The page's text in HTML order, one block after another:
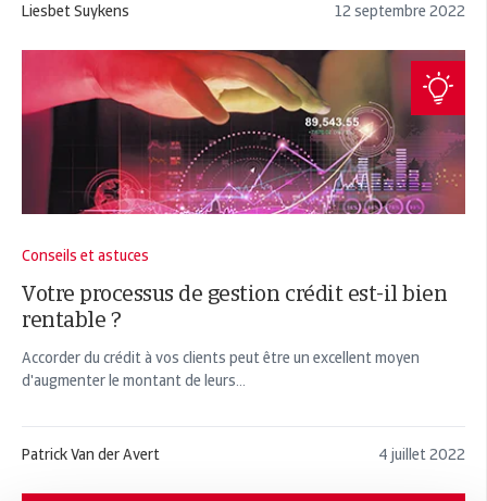
Liesbet Suykens 12 septembre 2022
Conseils et astuces
Votre processus de gestion crédit est-il bien
rentable ?
Accorder du crédit à vos clients peut être un excellent moyen
d'augmenter le montant de leurs...
Patrick Van der Avert 4 juillet 2022